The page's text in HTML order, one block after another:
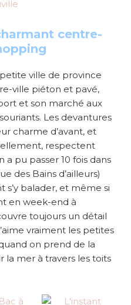
centre-
ville de province
ville piéton et pavé,
et son marché aux
Les devantures
charme d’avant, et
respectent
pu passer 10 fois dans
des Bains d’ailleurs)
s’y balader, et même si
en week-end à
toujours un détail
vraiment les petites
on prend de la
la mer à travers les toits